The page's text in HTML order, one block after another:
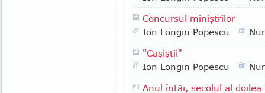
Concursul miniştrilor
Ion Longin Popescu
"Caşiştii"
Ion Longin Popescu
Anul întâi, secolul al doilea